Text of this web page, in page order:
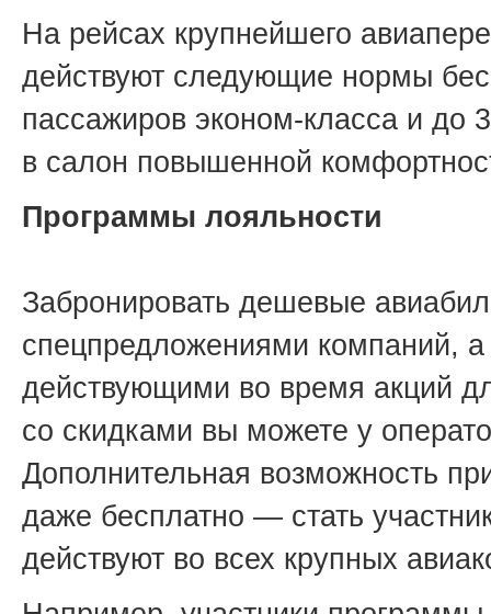
На рейсах крупнейшего
действуют следующие нормы
пассажиров эконом-класса и до
в салон повышенной
Программы лояльности
Забронировать дешевые
спецпредложениями компаний,
действующими во время акций
со скидками вы можете у
Дополнительная возможность
даже бесплатно — стать
действуют во всех крупных